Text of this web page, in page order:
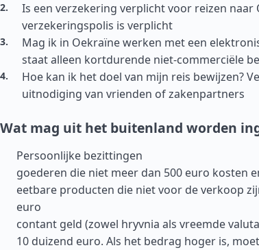
Is een verzekering verplicht voor reizen naar
verzekeringspolis is verplicht
Mag ik in Oekraïne werken met een
staat alleen kortdurende niet-commerciële
Hoe kan ik het doel van mijn reis bewijzen?
uitnodiging van vrienden of zakenpartners
Wat mag uit het buitenland worden
Persoonlijke bezittingen
goederen die niet meer dan 500 euro kosten
eetbare producten die niet voor de verkoop
euro
contant geld (zowel hryvnia als vreemde
10 duizend euro. Als het bedrag hoger is,